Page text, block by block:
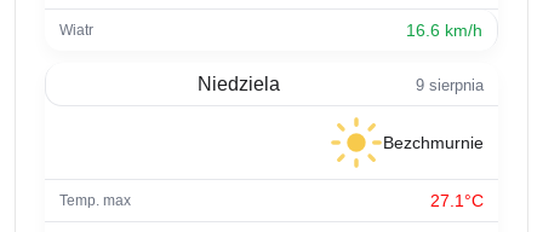
16.6 km/h
Niedziela 9 sierpnia
Bezchmurnie
27.1°C